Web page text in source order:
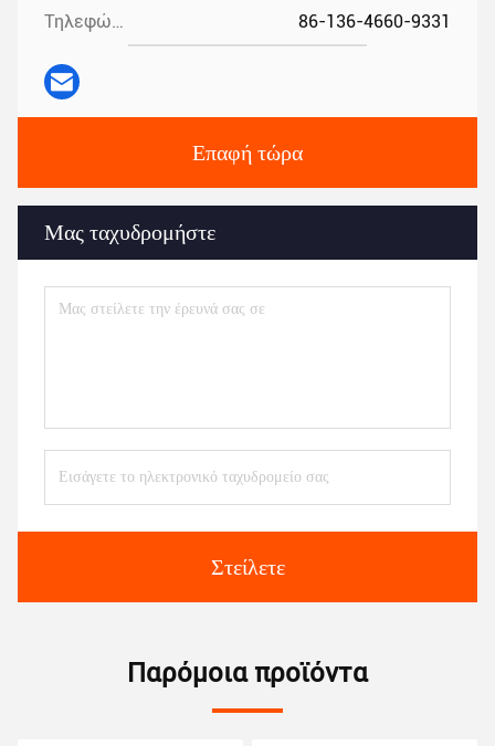
Τηλεφώνημα: 86-136-4660-9331
Επαφή τώρα
Μας ταχυδρομήστε
Στείλετε
Παρόμοια προϊόντα